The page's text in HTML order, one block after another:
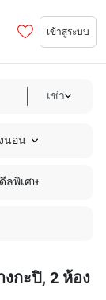
เข้าสู่ระบบ
เช่า
นอน
ดีลพิเศษ
กะปิ, 2 ห้อง